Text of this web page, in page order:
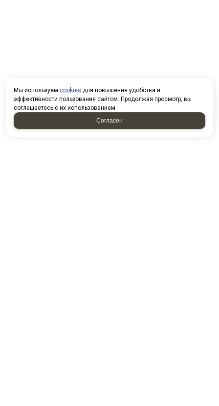
Мы используем cookies для повышения удобства и
эффективности пользования сайтом. Продолжая просмотр, вы
соглашаетесь с их использованием.
Согласен